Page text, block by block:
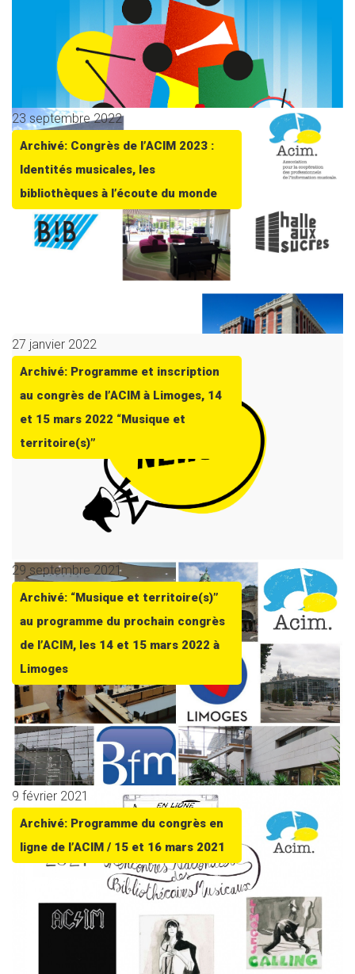
23 septembre 2022
Archivé: Congrès de l’ACIM 2023 :
Identités musicales, les
bibliothèques à l’écoute du monde
27 janvier 2022
Archivé: Programme et inscription
au congrès de l’ACIM à Limoges, 14
et 15 mars 2022 “Musique et
territoire(s)”
29 septembre 2021
Archivé: “Musique et territoire(s)”
au programme du prochain congrès
de l’ACIM, les 14 et 15 mars 2022 à
Limoges
9 février 2021
Archivé: Programme du congrès en
ligne de l’ACIM / 15 et 16 mars 2021